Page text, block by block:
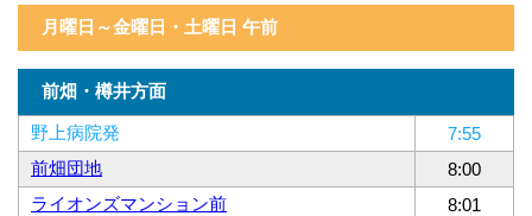
月曜日～金曜日・土曜日 午前
前畑・樽井方面
野上病院発
7:55
前畑団地
8:00
ライオンズマンション前
8:01